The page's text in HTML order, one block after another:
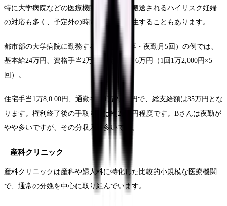
特に大学病院などの医療機関では、緊急搬送されるハイリスク妊婦
の対応も多く、予定外の時間外勤務が発生することもあります。
都市部の大学病院に勤務するBさん（新卒・夜勤月5回）の例では、
基本給24万円、資格手当2万円、夜勤手当6万円（1回1万2,000円×5
回）。
住宅手当1万8,0 00円、通勤手当1万2,000円で、総支給額は35万円とな
ります。権利終了後の手取り額は約27万円程度です。Bさんは夜勤が
やや多いですが、その分収入も多いです。
産科クリニック
産科クリニックは産科や婦人科に特化した比較的小規模な医療機関
で、通常の分娩を中心に取り組んでいます。